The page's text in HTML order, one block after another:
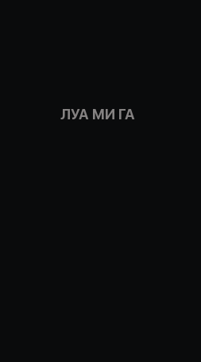
ЛУА МИ ГА